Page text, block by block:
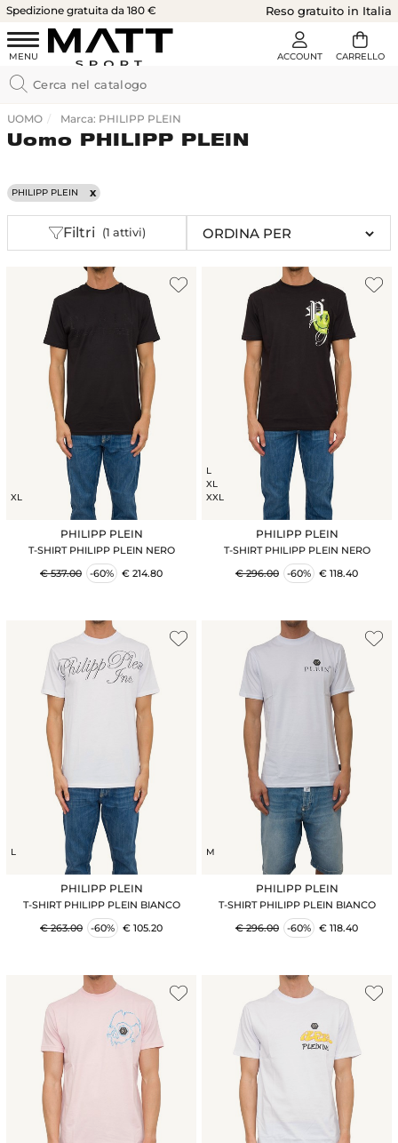
Spedizione gratuita da 180 € Reso gratuito in Italia
UOMO Marca: PHILIPP PLEIN
Uomo PHILIPP PLEIN
PHILIPP PLEIN
Filtri (1 attivi)
XL
PHILIPP PLEIN
T-SHIRT PHILIPP PLEIN NERO
€ 537.00
-60% € 214.80
L
XL
XXL
PHILIPP PLEIN
T-SHIRT PHILIPP PLEIN NERO
€ 296.00
-60% € 118.40
L
PHILIPP PLEIN
T-SHIRT PHILIPP PLEIN BIANCO
€ 263.00
-60% € 105.20
M
PHILIPP PLEIN
T-SHIRT PHILIPP PLEIN BIANCO
€ 296.00
-60% € 118.40